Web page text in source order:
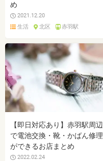
め
2021.12.20
生活
北区 赤羽駅
【即日対応あり】赤羽駅周辺
で電池交換・靴・かばん修理
ができるお店まとめ
2022.02.24